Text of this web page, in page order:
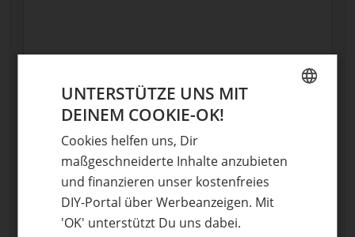
Optional: Foto teilen
Bild anhängen
Keine Datei ausgewählt
UNTERSTÜTZE UNS MIT
DEINEM COOKIE-OK!
Cookies helfen uns, Dir
maßgeschneiderte Inhalte anzubieten
und finanzieren unser kostenfreies
DIY-Portal über Werbeanzeigen. Mit
'OK' unterstützt Du uns dabei.